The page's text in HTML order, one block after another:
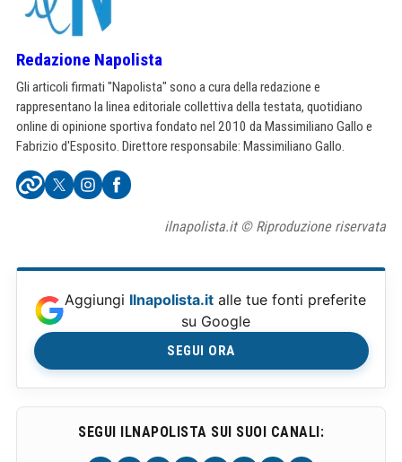
Redazione Napolista
Gli articoli firmati "Napolista" sono a cura della redazione e
rappresentano la linea editoriale collettiva della testata, quotidiano
online di opinione sportiva fondato nel 2010 da Massimiliano Gallo e
Fabrizio d'Esposito. Direttore responsabile: Massimiliano Gallo.
ilnapolista.it © Riproduzione riservata
Aggiungi Ilnapolista.it alle tue fonti preferite
su Google
SEGUI ORA
SEGUI ILNAPOLISTA SUI SUOI CANALI: